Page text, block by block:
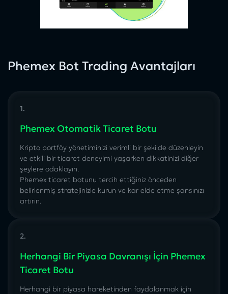
Phemex Bot Trading Avantajları
1.
Phemex Otomatik Ticaret Botu
Kripto portföy yönetiminizi verimli bir şekilde düzenleyin
ve etkili bir ticaret deneyimi yaşarken dikkatinizi diğer
şeylere odaklayın.
Phemex ticaret botunu tercih ettiğiniz önceden
belirlenmiş stratejinizle kurun ve kar elde etme şansınızı
artırın.
2.
Herhangi Bir Piyasa Davranışı İçin Phemex
Ticaret Botu
Herhangi bir piyasa hareketinden faydalanmak için